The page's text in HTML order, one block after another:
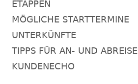
ETAPPEN
MÖGLICHE STARTTERMINE
UNTERKÜNFTE
TIPPS FÜR AN- UND ABREISE
KUNDENECHO